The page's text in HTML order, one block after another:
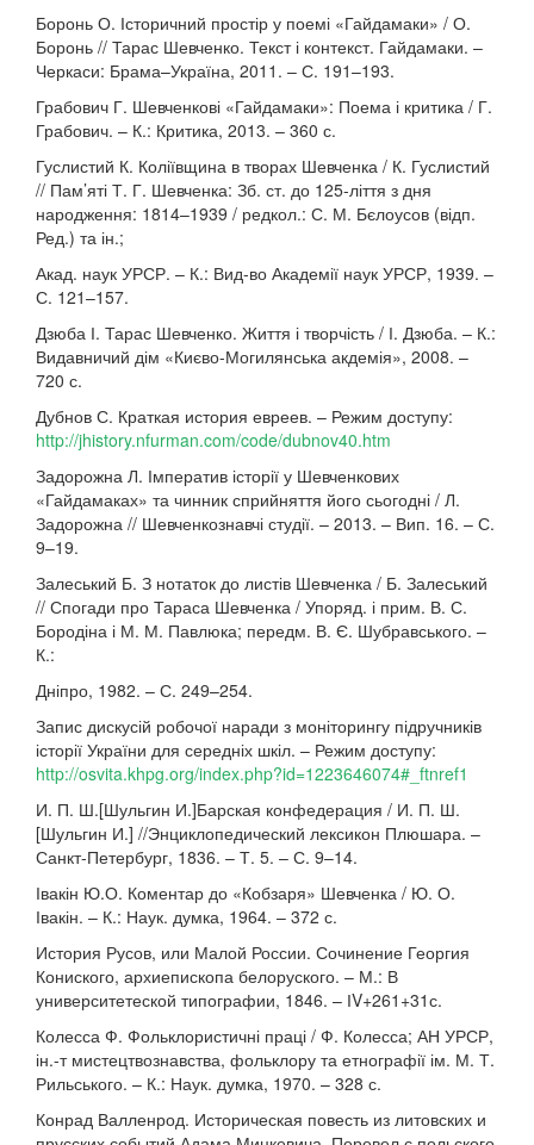
Боронь О. Історичний простір у поемі «Гайдамаки» / О.
Боронь // Тарас Шевченко. Текст і контекст. Гайдамаки. –
Черкаси: Брама–Україна, 2011. – С. 191–193.
Грабович Г. Шевченкові «Гайдамаки»: Поема і критика / Г.
Грабович. – К.: Критика, 2013. – 360 с.
Гуслистий К. Коліївщина в творах Шевченка / К. Гуслистий
// Пам’яті Т. Г. Шевченка: Зб. ст. до 125-ліття з дня
народження: 1814–1939 / редкол.: С. М. Бєлоусов (відп.
Ред.) та ін.;
Акад. наук УРСР. – К.: Вид-во Академії наук УРСР, 1939. –
С. 121–157.
Дзюба І. Тарас Шевченко. Життя і творчість / І. Дзюба. – К.:
Видавничий дім «Києво-Могилянська акдемія», 2008. –
720 с.
Дубнов С. Краткая история евреев. – Режим доступу:
http://jhistory.nfurman.com/code/dubnov40.htm
Задорожна Л. Імператив історії у Шевченкових
«Гайдамаках» та чинник сприйняття його сьогодні / Л.
Задорожна // Шевченкознавчі студії. – 2013. – Вип. 16. – С.
9–19.
Залеський Б. З нотаток до листів Шевченка / Б. Залеський
// Спогади про Тараса Шевченка / Упоряд. і прим. В. С.
Бородіна і М. М. Павлюка; передм. В. Є. Шубравського. –
К.:
Дніпро, 1982. – С. 249–254.
Запис дискусій робочої наради з моніторингу підручників
історії України для середніх шкіл. – Режим доступу:
http://osvita.khpg.org/index.php?id=1223646074#_ftnref1
И. П. Ш.[Шульгин И.]Барская конфедерация / И. П. Ш.
[Шульгин И.] //Энциклопедический лексикон Плюшара. –
Санкт-Петербург, 1836. – Т. 5. – С. 9–14.
Івакін Ю.О. Коментар до «Кобзаря» Шевченка / Ю. О.
Івакін. – К.: Наук. думка, 1964. – 372 с.
История Русов, или Малой России. Сочинение Георгия
Кониского, архиепископа белоруского. – М.: В
университетеской типографии, 1846. – ІV+261+31с.
Колесса Ф. Фольклористичні праці / Ф. Колесса; АН УРСР,
ін.-т мистецтвознавства, фольклору та етнографії ім. М. Т.
Рильського. – К.: Наук. думка, 1970. – 328 с.
Конрад Валленрод. Историческая повесть из литовских и